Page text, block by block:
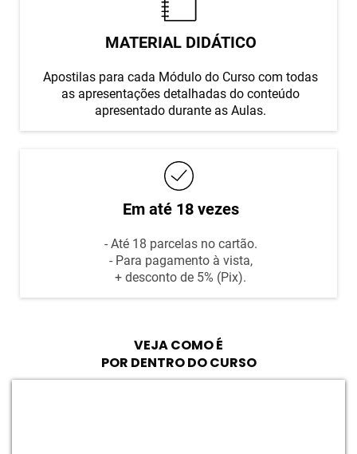
MATERIAL DIDÁTICO
Apostilas para cada Módulo do Curso com todas
as apresentações detalhadas do conteúdo
apresentado durante as Aulas.
Em até 18 vezes
- Até 18 parcelas no cartão.
- Para pagamento à vista,
+ desconto de 5% (Pix).
VEJA COMO É
POR DENTRO DO CURSO